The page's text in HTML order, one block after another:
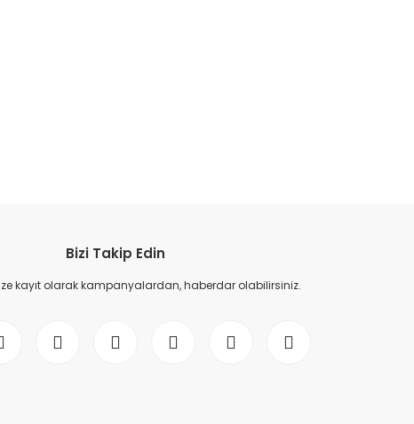
Bizi Takip Edin
kayıt olarak kampanyalardan, haberdar olabilirsiniz.